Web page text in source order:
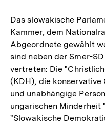
Das slowakische
Kammer, dem
Abgeordnete gewählt
sind neben der Smer-
vertreten: Die
(KDH), die konservative
und unabhängige
ungarischen Minderheit
"Slowakische